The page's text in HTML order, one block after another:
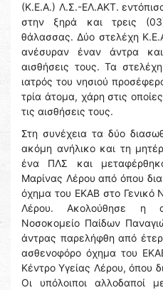
(Κ.Ε.Α.) Λ.Σ.-ΕΛ.ΑΚΤ.
στην ξηρά και τρεις
θάλασσας. Δύο στελέχη
ανέσυραν έναν άντρα
αισθήσεις τους. Τα
ιατρός του νησιού
τρία άτομα, χάρη στις
τις αισθήσεις τους.
Στη συνέχεια τα δύο
ακόμη ανήλικο και τη
ένα ΠΛΣ και
Μαρίνας Λέρου από όπου
όχημα του ΕΚΑΒ στο Γενικό
Λέρου. Ακολούθησε η
Νοσοκομείο Παίδων
άντρας παρελήφθη από
ασθενοφόρο όχημα του
Κέντρο Υγείας Λέρου, όπου
Οι υπόλοιποι αλλοδαποί